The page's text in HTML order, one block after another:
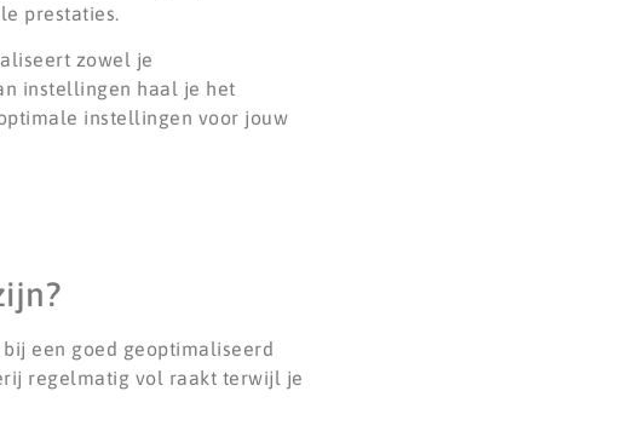
prestaties.
zowel je
instellingen haal je het
instellingen voor jouw
een goed geoptimaliseerd
regelmatig vol raakt terwijl je